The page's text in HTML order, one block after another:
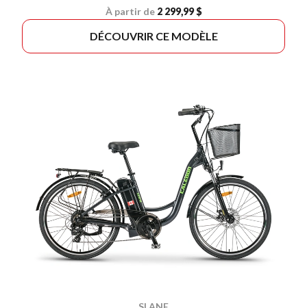
À partir de 2 299,99 $
DÉCOUVRIR CE MODÈLE